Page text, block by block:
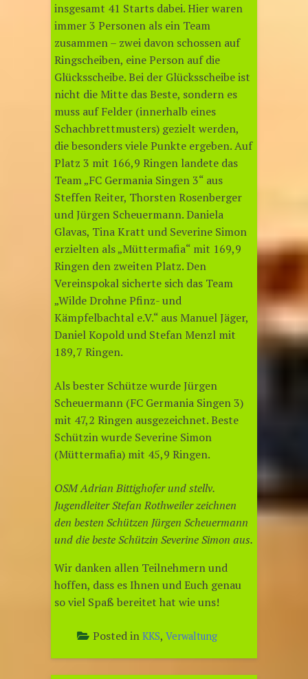
insgesamt 41 Starts dabei. Hier waren
immer 3 Personen als ein Team
zusammen – zwei davon schossen auf
Ringscheiben, eine Person auf die
Glücksscheibe. Bei der Glücksscheibe ist
nicht die Mitte das Beste, sondern es
muss auf Felder (innerhalb eines
Schachbrettmusters) gezielt werden,
die besonders viele Punkte ergeben. Auf
Platz 3 mit 166,9 Ringen landete das
Team „FC Germania Singen 3“ aus
Steffen Reiter, Thorsten Rosenberger
und Jürgen Scheuermann. Daniela
Glavas, Tina Kratt und Severine Simon
erzielten als „Müttermafia“ mit 169,9
Ringen den zweiten Platz. Den
Vereinspokal sicherte sich das Team
„Wilde Drohne Pfinz- und
Kämpfelbachtal e.V.“ aus Manuel Jäger,
Daniel Kopold und Stefan Menzl mit
189,7 Ringen.
Als bester Schütze wurde Jürgen
Scheuermann (FC Germania Singen 3)
mit 47,2 Ringen ausgezeichnet. Beste
Schützin wurde Severine Simon
(Müttermafia) mit 45,9 Ringen.
OSM Adrian Bittighofer und stellv.
Jugendleiter Stefan Rothweiler zeichnen
den besten Schützen Jürgen Scheuermann
und die beste Schützin Severine Simon aus.
Wir danken allen Teilnehmern und
hoffen, dass es Ihnen und Euch genau
so viel Spaß bereitet hat wie uns!
Posted in KKS, Verwaltung